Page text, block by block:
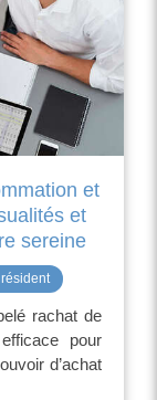
et
et
sereine
rachat de
pour
d’achat